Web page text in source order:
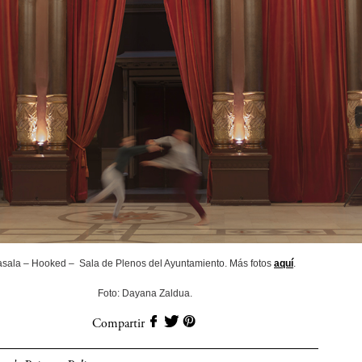
– Hooked – Sala de Plenos del Ayuntamiento. Más fotos aquí.
Foto: Dayana Zaldua.
Compartir